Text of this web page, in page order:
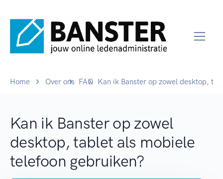
Home Over ons FAQ Kan ik Banster op zowel desktop,
Kan ik Banster op zowel
desktop, tablet als mobiele
telefoon gebruiken?